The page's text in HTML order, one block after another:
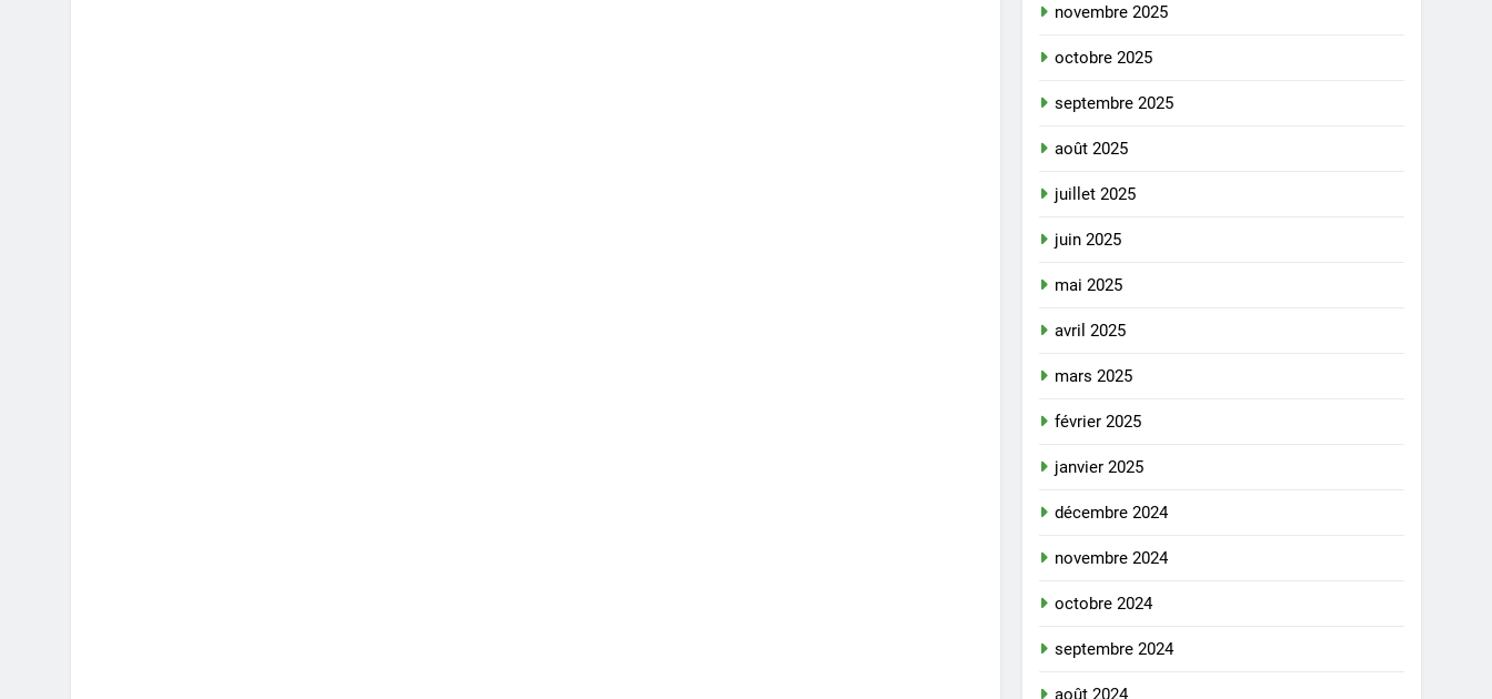
novembre 2025
octobre 2025
septembre 2025
août 2025
juillet 2025
juin 2025
mai 2025
avril 2025
mars 2025
février 2025
janvier 2025
décembre 2024
novembre 2024
octobre 2024
septembre 2024
août 2024